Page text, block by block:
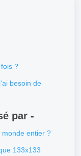
?
besoin de
par -
monde entier ?
133x133